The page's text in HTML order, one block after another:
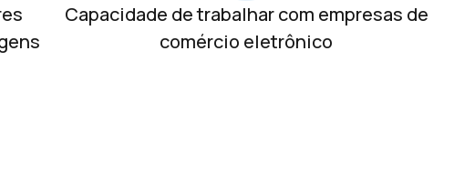
Capacidade de trabalhar com empresas de
comércio eletrônico